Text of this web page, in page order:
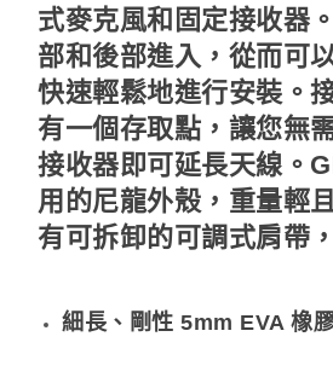
式麥克風和固定接收器
部和後部進入，從而可
快速輕鬆地進行安裝。
有一個存取點，讓您無
接收器即可延長天線。
用的尼龍外殼，重量輕
有可拆卸的可調式肩帶
細長、剛性 5mm EVA 橡